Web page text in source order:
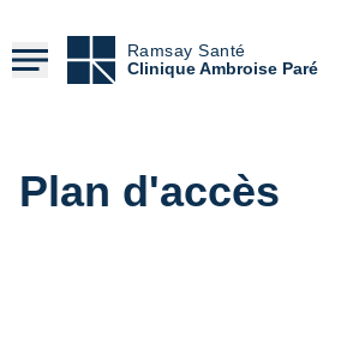
contenu
principal
Ramsay Santé
Clinique Ambroise Paré
Plan d'accès